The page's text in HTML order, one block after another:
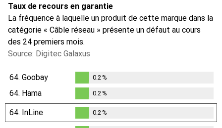
Taux de recours en garantie
La fréquence à laquelle un produit de cette marque dans la
catégorie « Câble réseau » présente un défaut au cours
des 24 premiers mois.
Source: Digitec Galaxus
64. Goobay
0.2%
0.2 %
64. Hama
0.2%
0.2 %
64. InLine
0.2%
0.2 %